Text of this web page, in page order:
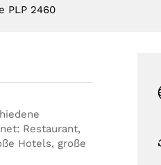
PLP 2460
Restaurant,
Hotels, große